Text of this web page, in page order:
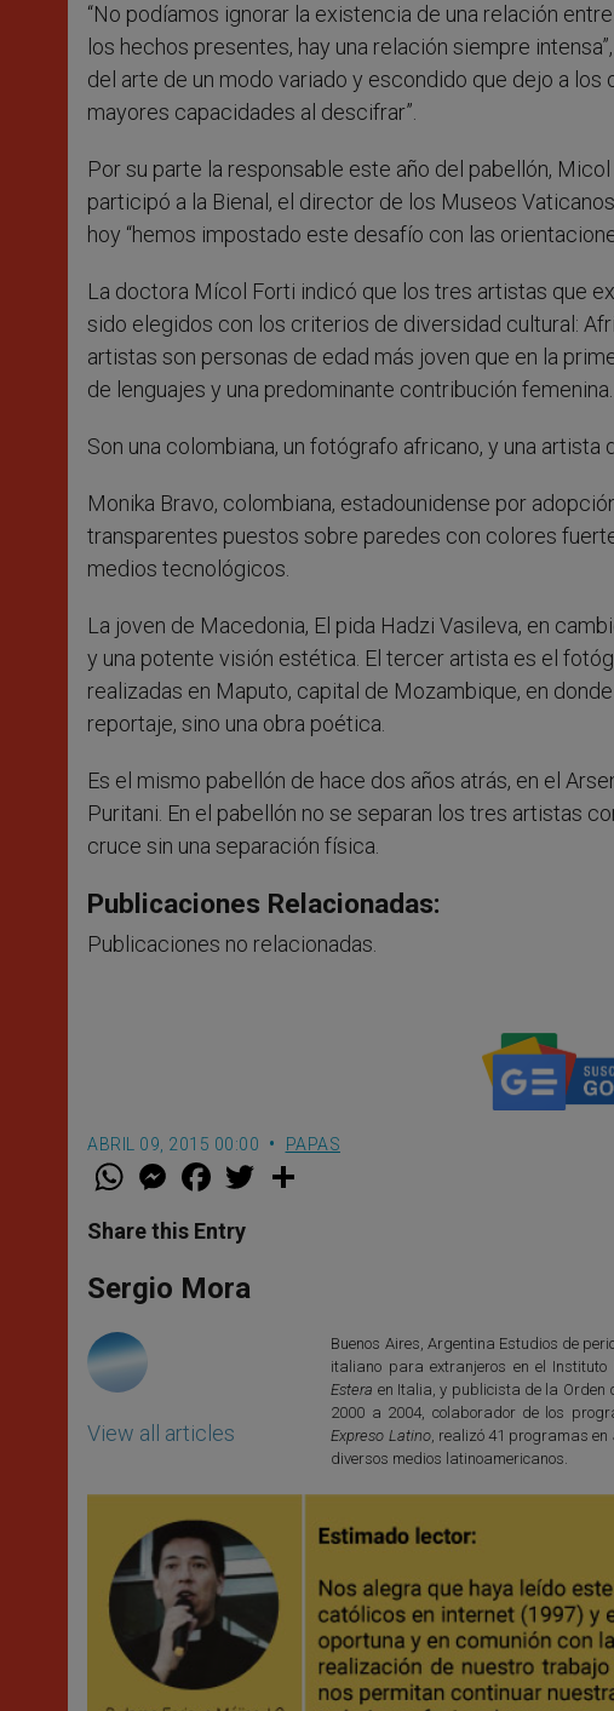
“No podíamos ignorar la existencia de una relación
los hechos presentes, hay una relación siempre
del arte de un modo variado y escondido que dejo a los
mayores capacidades al descifrar”.
Por su parte la responsable este año del pabellón,
participó a la Bienal, el director de los Museos
hoy “hemos impostado este desafío con las
La doctora Mícol Forti indicó que los tres artistas que
sido elegidos con los criterios de diversidad cultural:
artistas son personas de edad más joven que en la
de lenguajes y una predominante contribución femenina.
Son una colombiana, un fotógrafo africano, y una artista
Monika Bravo, colombiana, estadounidense por
transparentes puestos sobre paredes con colores
medios tecnológicos.
La joven de Macedonia, El pida Hadzi Vasileva, en
y una potente visión estética. El tercer artista es el
realizadas en Maputo, capital de Mozambique, en
reportaje, sino una obra poética.
Es el mismo pabellón de hace dos años atrás, en el
Puritani. En el pabellón no se separan los tres artistas
cruce sin una separación física.
Publicaciones Relacionadas:
Publicaciones no relacionadas.
ABRIL 09, 2015 00:00 PAPAS
W
t
s
p
p
M
e
s
e
g
e
F
a
e
b
o
k
w
Share this Entry
Sergio Mora
View all articles
Buenos Aires, Argentina Estudios de
italiano para extranjeros en el
Estera en Italia, y publicista de la
2000 a 2004, colaborador de los
Expreso Latino, realizó 41 programas en
diversos medios latinoamericanos.